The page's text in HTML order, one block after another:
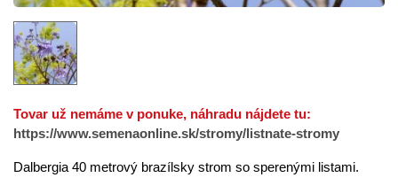
Tovar už nemáme v ponuke, náhradu nájdete tu:
https://www.semenaonline.sk/stromy/listnate-stromy
Dalbergia 40 metrový brazílsky strom so sperenými listami.